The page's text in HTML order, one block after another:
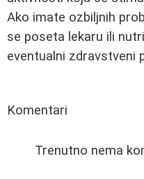
Ako imate ozbiljnih
se poseta lekaru ili
eventualni zdravstveni
Komentari
Trenutno nema